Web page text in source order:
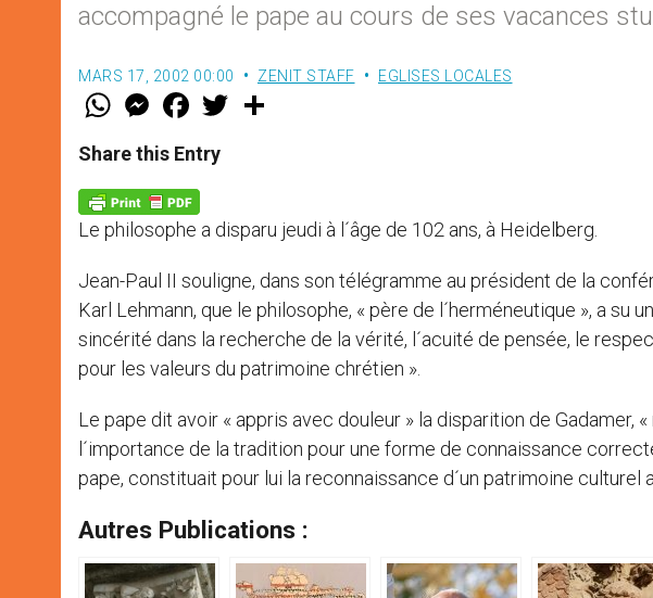
accompagné le pape au cours de ses vacances
MARS 17, 2002 00:00 ZENIT STAFF EGLISES LOCALES
W
t
s
p
p
M
e
s
e
g
e
r
F
a
e
b
k
w
Share this Entry
Le philosophe a disparu jeudi à l´âge de 102 ans, à Heidelberg.
Jean-Paul II souligne, dans son télégramme au président de la
Karl Lehmann, que le philosophe, « père de l´herméneutique », a su
sincérité dans la recherche de la vérité, l´acuité de pensée, le
pour les valeurs du patrimoine chrétien ».
Le pape dit avoir « appris avec douleur » la disparition de Gadamer,
l´importance de la tradition pour une forme de connaissance
pape, constituait pour lui la reconnaissance d´un patrimoine culturel
Autres Publications :